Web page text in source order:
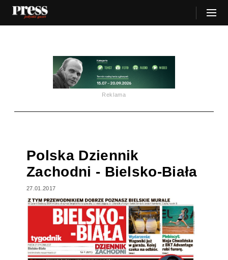
Reklama
Polska Dziennik
Zachodni - Bielsko-Biała
27.01.2017